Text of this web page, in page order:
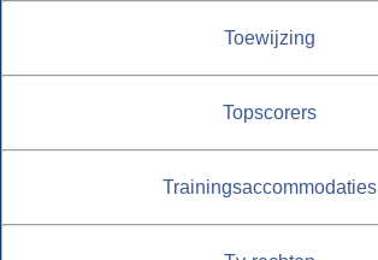
Toewijzing
Topscorers
Trainingsaccommodaties